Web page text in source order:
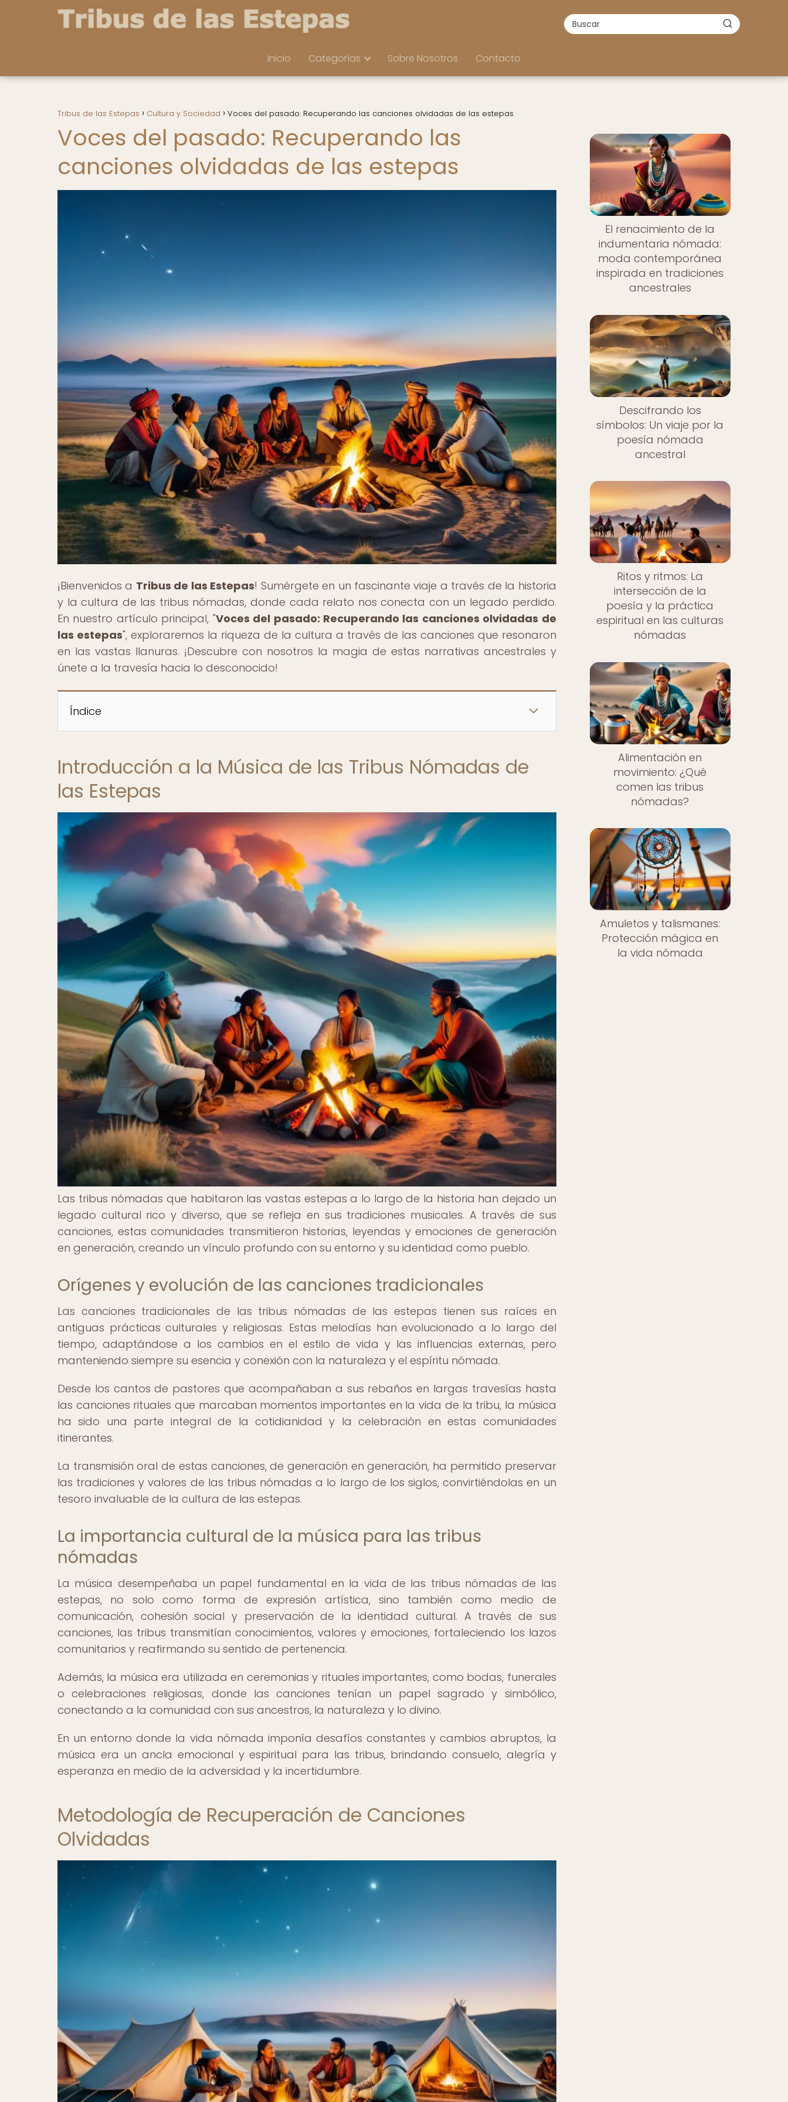
Inicio Categorías Sobre Nosotros Contacto
Tribus de las Estepas Cultura y Sociedad Voces del pasado: Recuperando las canciones olvidadas de las estepas
Voces del pasado: Recuperando las
canciones olvidadas de las estepas
¡Bienvenidos a Tribus de las Estepas! Sumérgete en un fascinante viaje a través de la historia
y la cultura de las tribus nómadas, donde cada relato nos conecta con un legado perdido.
En nuestro artículo principal, "Voces del pasado: Recuperando las canciones olvidadas de
las estepas", exploraremos la riqueza de la cultura a través de las canciones que resonaron
en las vastas llanuras. ¡Descubre con nosotros la magia de estas narrativas ancestrales y
únete a la travesía hacia lo desconocido!
Índice
Introducción a la Música de las Tribus Nómadas de
las Estepas
Las tribus nómadas que habitaron las vastas estepas a lo largo de la historia han dejado un
legado cultural rico y diverso, que se refleja en sus tradiciones musicales. A través de sus
canciones, estas comunidades transmitieron historias, leyendas y emociones de generación
en generación, creando un vínculo profundo con su entorno y su identidad como pueblo.
Orígenes y evolución de las canciones tradicionales
Las canciones tradicionales de las tribus nómadas de las estepas tienen sus raíces en
antiguas prácticas culturales y religiosas. Estas melodías han evolucionado a lo largo del
tiempo, adaptándose a los cambios en el estilo de vida y las influencias externas, pero
manteniendo siempre su esencia y conexión con la naturaleza y el espíritu nómada.
Desde los cantos de pastores que acompañaban a sus rebaños en largas travesías hasta
las canciones rituales que marcaban momentos importantes en la vida de la tribu, la música
ha sido una parte integral de la cotidianidad y la celebración en estas comunidades
itinerantes.
La transmisión oral de estas canciones, de generación en generación, ha permitido preservar
las tradiciones y valores de las tribus nómadas a lo largo de los siglos, convirtiéndolas en un
tesoro invaluable de la cultura de las estepas.
La importancia cultural de la música para las tribus
nómadas
La música desempeñaba un papel fundamental en la vida de las tribus nómadas de las
estepas, no solo como forma de expresión artística, sino también como medio de
comunicación, cohesión social y preservación de la identidad cultural. A través de sus
canciones, las tribus transmitían conocimientos, valores y emociones, fortaleciendo los lazos
comunitarios y reafirmando su sentido de pertenencia.
Además, la música era utilizada en ceremonias y rituales importantes, como bodas, funerales
o celebraciones religiosas, donde las canciones tenían un papel sagrado y simbólico,
conectando a la comunidad con sus ancestros, la naturaleza y lo divino.
En un entorno donde la vida nómada imponía desafíos constantes y cambios abruptos, la
música era un ancla emocional y espiritual para las tribus, brindando consuelo, alegría y
esperanza en medio de la adversidad y la incertidumbre.
Metodología de Recuperación de Canciones
Olvidadas
El renacimiento de la
indumentaria nómada:
moda contemporánea
inspirada en tradiciones
ancestrales
Descifrando los
símbolos: Un viaje por la
poesía nómada
ancestral
Ritos y ritmos: La
intersección de la
poesía y la práctica
espiritual en las culturas
nómadas
Alimentación en
movimiento: ¿Qué
comen las tribus
nómadas?
Amuletos y talismanes:
Protección mágica en
la vida nómada